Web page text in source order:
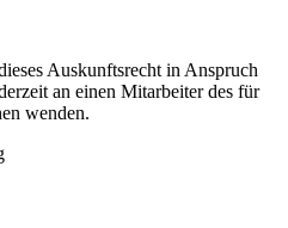
Auskunftsrecht in Anspruch
an einen Mitarbeiter des für
wenden.